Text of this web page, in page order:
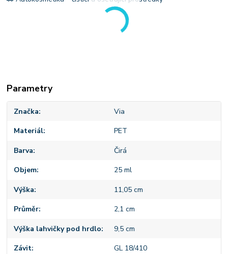
Parametry
Značka Via
Materiál PET
Barva Čirá
Objem 25 ml
Výška 11,05 cm
Průměr 2,1 cm
Výška lahvičky pod hrdlo 9,5 cm
Závit GL 18/410